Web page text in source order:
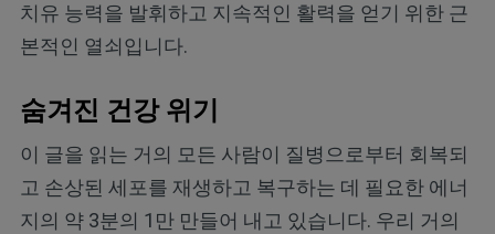
치유 능력을 발휘하고 지속적인 활력을 얻기 위한 근
본적인 열쇠입니다.
숨겨진 건강 위기
이 글을 읽는 거의 모든 사람이 질병으로부터 회복되
고 손상된 세포를 재생하고 복구하는 데 필요한 에너
지의 약 3분의 1만 만들어 내고 있습니다. 우리 거의